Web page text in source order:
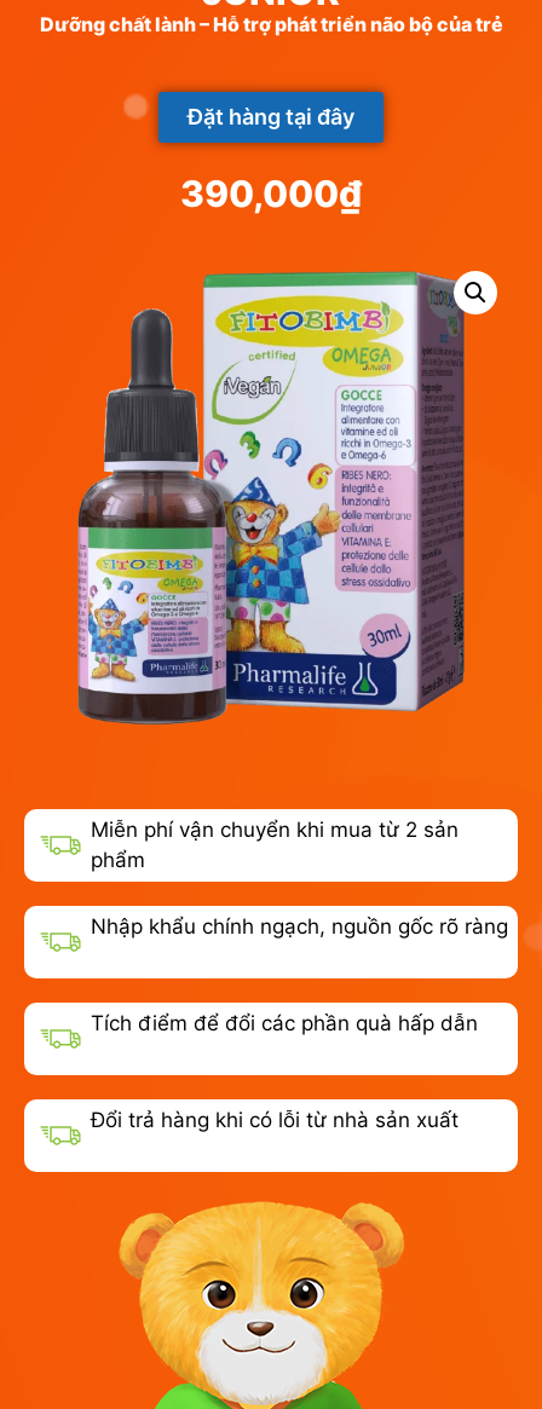
Dưỡng chất lành – Hỗ trợ phát triển não bộ của trẻ
Đặt hàng tại đây
390,000₫
Miễn phí vận chuyển khi mua từ 2 sản
phẩm
Nhập khẩu chính ngạch, nguồn gốc rõ ràng
Tích điểm để đổi các phần quà hấp dẫn
Đổi trả hàng khi có lỗi từ nhà sản xuất